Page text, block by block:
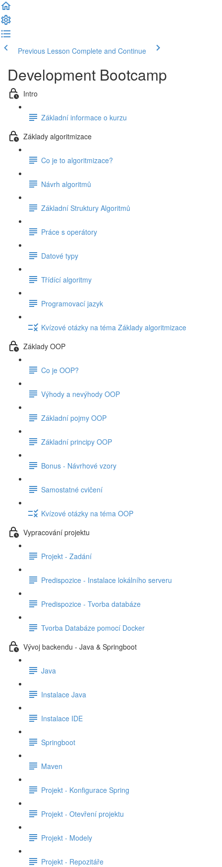
Previous Lesson Complete and Continue
Development Bootcamp
Intro
Základní informace o kurzu
Základy algoritmizace
Co je to algoritmizace?
Návrh algoritmů
Základní Struktury Algoritmů
Práce s operátory
Datové typy
Třídící algoritmy
Programovací jazyk
Kvízové otázky na téma Základy algoritmizace
Základy OOP
Co je OOP?
Výhody a nevýhody OOP
Základní pojmy OOP
Základní principy OOP
Bonus - Návrhové vzory
Samostatné cvičení
Kvízové otázky na téma OOP
Vypracování projektu
Projekt - Zadání
Predispozice - Instalace lokálního serveru
Predispozice - Tvorba databáze
Tvorba Databáze pomocí Docker
Vývoj backendu - Java & Springboot
Java
Instalace Java
Instalace IDE
Springboot
Maven
Projekt - Konfigurace Spring
Projekt - Otevření projektu
Projekt - Modely
Projekt - Repozitáře